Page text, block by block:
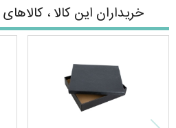
خریداران این کالا ،